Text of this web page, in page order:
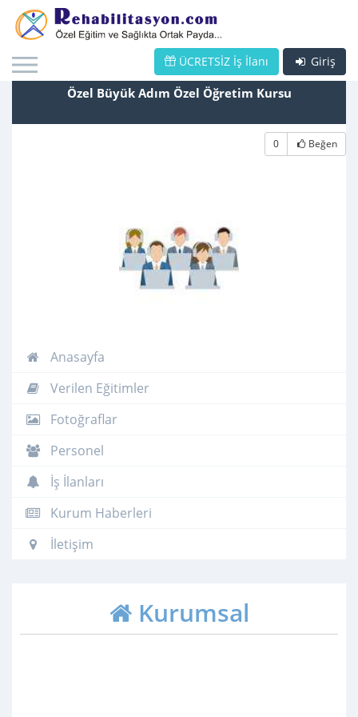
Giriş
ÜCRETSİZ İş İlanı
Özel Büyük Adım Özel Öğretim Kursu
0 Beğen
Anasayfa
Verilen Eğitimler
Fotoğraflar
Personel
İş İlanları
Kurum Haberleri
İletişim
Kurumsal